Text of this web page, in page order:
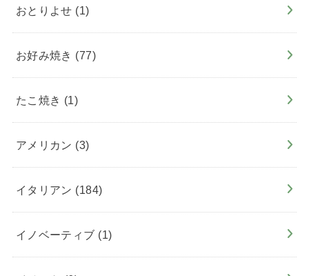
おとりよせ (1)
お好み焼き (77)
たこ焼き (1)
アメリカン (3)
イタリアン (184)
イノベーティブ (1)